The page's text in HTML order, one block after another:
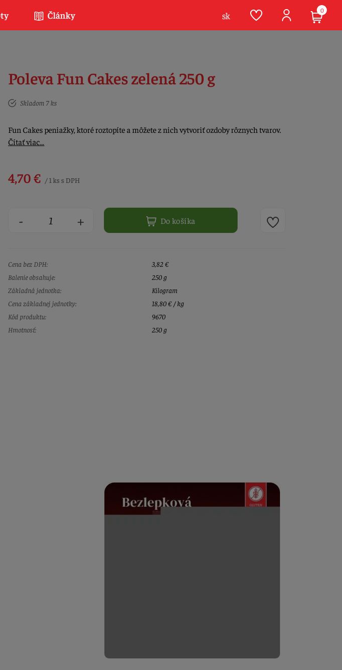
Poleva Fun Cakes zelená 250 g
Skladom 7 ks
Fun Cakes peniažky, ktoré roztopíte a môžete z nich vytvoriť ozdoby rôznych tvarov.
Čítať viac…
4,70 € / 1 ks s DPH
- + Do košíka
Cena bez DPH:
3,82 €
Balenie obsahuje:
250 g
Základná jednotka:
Kilogram
Cena základnej jednotky:
18,80 € / kg
Kód produktu:
9670
Hmotnosť:
250 g
Články sk 0